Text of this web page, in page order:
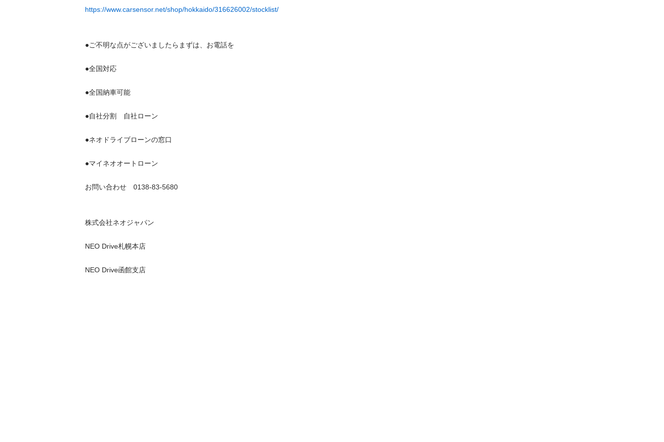
https://www.carsensor.net/shop/hokkaido/316626002/stocklist/
●ご不明な点がございましたらまずは、お電話を
●全国対応
●全国納車可能
●自社分割　自社ローン
●ネオドライブローンの窓口
●マイネオオートローン
お問い合わせ　0138-83-5680
株式会社ネオジャパン
NEO Drive札幌本店
NEO Drive函館支店